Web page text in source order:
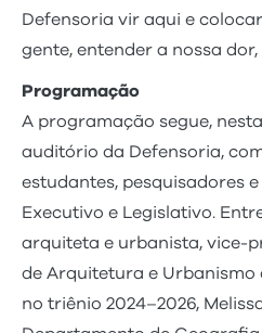
Defensoria vir aqui e
gente, entender a nossa dor,
Programação
A programação segue,
auditório da Defensoria,
estudantes, pesquisadores
Executivo e Legislativo.
arquiteta e urbanista, vice-
de Arquitetura e Urbanismo
no triênio 2024–2026,